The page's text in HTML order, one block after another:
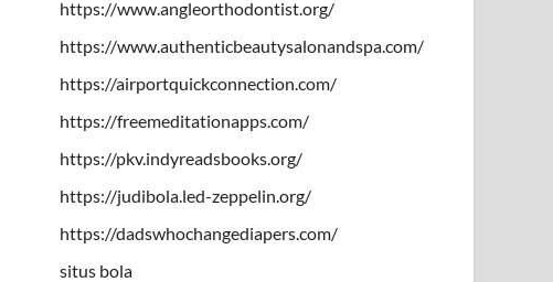
https://www.angleorthodontist.org/
https://www.authenticbeautysalonandspa.com/
https://airportquickconnection.com/
https://freemeditationapps.com/
https://pkv.indyreadsbooks.org/
https://judibola.led-zeppelin.org/
https://dadswhochangediapers.com/
situs bola